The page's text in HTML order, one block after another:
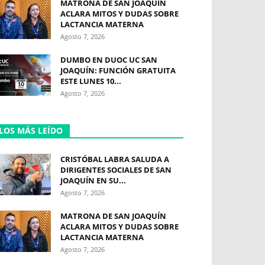
MATRONA DE SAN JOAQUÍN
ACLARA MITOS Y DUDAS SOBRE
LACTANCIA MATERNA
Agosto 7, 2026
DUMBO EN DUOC UC SAN
JOAQUÍN: FUNCIÓN GRATUITA
ESTE LUNES 10...
Agosto 7, 2026
MÁS LEÍDO
CRISTÓBAL LABRA SALUDA A
DIRIGENTES SOCIALES DE SAN
JOAQUÍN EN SU...
Agosto 7, 2026
MATRONA DE SAN JOAQUÍN
ACLARA MITOS Y DUDAS SOBRE
LACTANCIA MATERNA
Agosto 7, 2026